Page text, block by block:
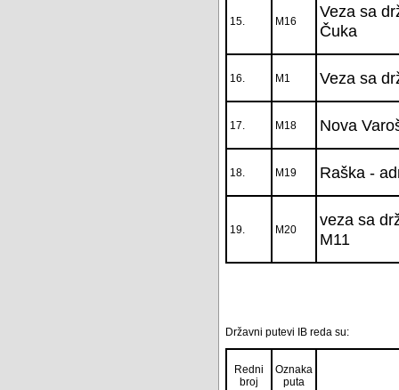
15. M16
Veza sa
Čuka
16. M1 Veza sa
17. M18 Nova
18. M19 Raška -
19. M20
veza sa
M11
Državni putevi IB reda su:
Redni
broj
Oznaka
puta